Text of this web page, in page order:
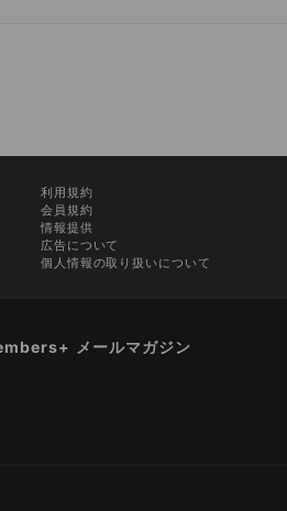
利用規約
会員規約
情報提供
広告について
個人情報の取り扱いについて
メールマガジン